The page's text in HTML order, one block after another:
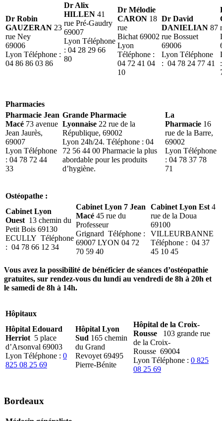
Dr Robin
GAUZERAN 23
rue Ney
69006
Lyon Téléphone :
04 86 86 03 86
Dr Alix
HILLEN 41
rue Pré-Gaudry
69007
Lyon Téléphone
: 04 28 29 66
80
Dr Mélodie
CARON 18
rue
Bichat 69002
Lyon
Téléphone :
04 72 41 04
10
Dr David
DANIELIAN 87
rue Bossuet
69006
Lyon Téléphone
: 04 78 24 77 41
Pharmacies
Pharmacie Jean
Macé 73 avenue
Jean Jaurès,
69007
Lyon Téléphone
: 04 78 72 44
33
Grande Pharmacie
Lyonnaise 22 rue de la
République, 69002
Lyon 24h/24. Téléphone : 04
72 56 44 00 Pharmacie la plus
abordable pour les produits
d’hygiène.
La
Pharmacie 16
rue de la Barre,
69002
Lyon Téléphone
: 04 78 37 78
71
Ostéopathe :
Cabinet Lyon
Ouest 13 chemin du
Petit Bois 69130
ECULLY Téléphone
: 04 78 66 12 34
Cabinet Lyon 7 Jean
Macé 45 rue du
Professeur
Grignard Téléphone :
69007 LYON 04 72
70 59 40
Cabinet Lyon Est 4
rue de la Doua
69100
VILLEURBANNE
Téléphone : 04 37
45 10 45
Vous avez la possibilité de bénéficier de séances d’ostéopathie
gratuites, sur rendez-vous du lundi au vendredi de 8h à 20h et
le samedi de 8h à 14h.
Hôpitaux
Hôpital Edouard
Herriot 5 place
d’Arsonval 69003
Lyon Téléphone : 0
825 08 25 69
Hôpital Lyon
Sud 165 chemin
du Grand
Revoyet 69495
Pierre-Bénite
Hôpital de la Croix-
Rousse
103 grande rue
de la Croix-
Rousse 69004
Lyon Téléphone : 0 825
08 25 69
Bordeaux